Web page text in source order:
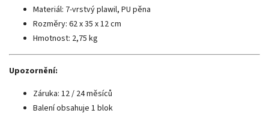
Materiál: 7-vrstvý plawil, PU pěna
Rozměry: 62 x 35 x 12 cm
Hmotnost: 2,75 kg
Upozornění:
Záruka: 12 / 24 měsíců
Balení obsahuje 1 blok